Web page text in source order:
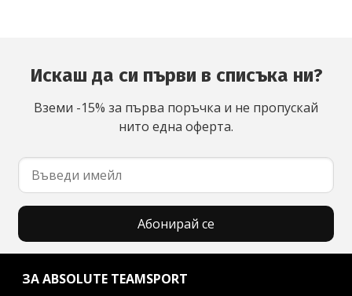
Искаш да си първи в списъка ни?
Вземи -15% за първа поръчка и не пропускай
нито една оферта.
Абонирай се
ЗА ABSOLUTE TEAMSPORT